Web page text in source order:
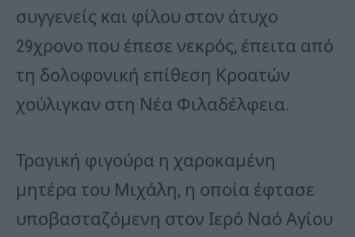
συγγενείς και φίλου στον άτυχο
29χρονο που έπεσε νεκρός, έπειτα από
τη δολοφονική επίθεση Κροατών
χούλιγκαν στη Νέα Φιλαδέλφεια.
Τραγική φιγούρα η χαροκαμένη
μητέρα του Μιχάλη, η οποία έφτασε
υποβασταζόμενη στον Ιερό Ναό Αγίου